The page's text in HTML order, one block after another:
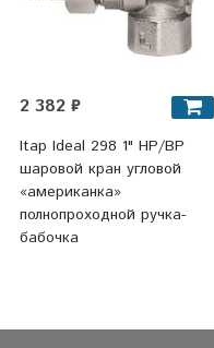
2 382 ₽
Itap Ideal 298 1" НР/ВР
шаровой кран угловой
«американка»
полнопроходной ручка-
бабочка